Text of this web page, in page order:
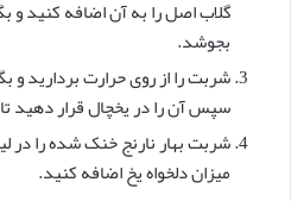
گلاب اصل را به آن اضافه کنید
بجوشد.
شربت را از روی حرارت بردارید و
سپس آن را در یخچال قرار دهید
شربت بهار نارنج خنک شده را در
میزان دلخواه یخ اضافه کنید.